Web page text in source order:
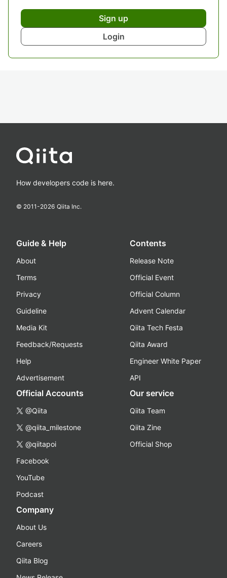
Sign up
Login
How developers code is here.
© 2011-2026 Qiita Inc.
Guide & Help
About
Terms
Privacy
Guideline
Media Kit
Feedback/Requests
Help
Advertisement
Contents
Release Note
Official Event
Official Column
Advent Calendar
Qiita Tech Festa
Qiita Award
Engineer White Paper
API
Official Accounts
@Qiita
@qiita_milestone
@qiitapoi
Facebook
YouTube
Podcast
Our service
Qiita Team
Qiita Zine
Official Shop
Company
About Us
Careers
Qiita Blog